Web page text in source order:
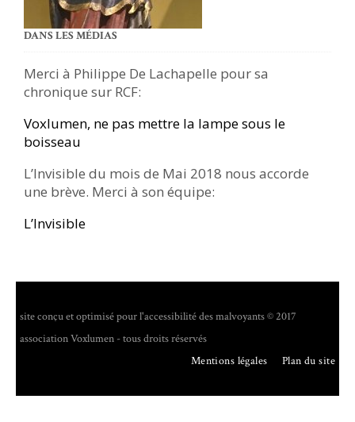
DANS LES MÉDIAS
Merci à Philippe De Lachapelle pour sa
chronique sur RCF:
Voxlumen, ne pas mettre la lampe sous le
boisseau
L’Invisible du mois de Mai 2018 nous accorde
une brève. Merci à son équipe:
L’Invisible
site conçu et optimisé pour l'accessibilité des malvoyants © 2017
association Voxlumen - tous droits réservés
Mentions légales
Plan du site